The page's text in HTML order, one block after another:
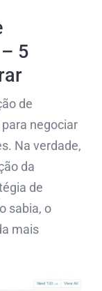
5
de
negociar
Na verdade,
da
de
sabia, o
mais